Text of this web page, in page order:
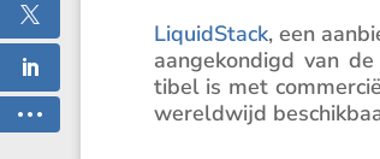
LiquidStack, een
aange­kon­digd van
tibel is met
wereld­wijd